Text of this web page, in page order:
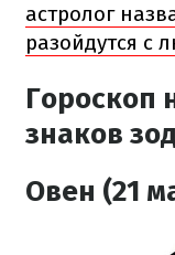
астролог
разойдутся с
Гороскоп
знаков
Овен (21